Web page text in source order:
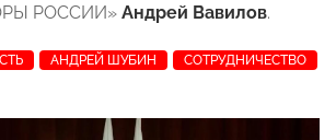
РОССИИ» Андрей Вавилов.
АНДРЕЙ ШУБИН СОТРУДНИЧЕСТВО